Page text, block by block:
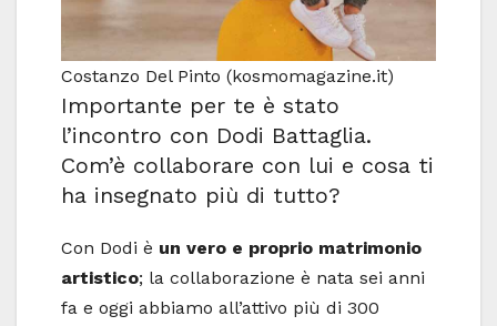
Costanzo Del Pinto (kosmomagazine.it)
Importante per te è stato
l’incontro con Dodi Battaglia.
Com’è collaborare con lui e cosa ti
ha insegnato più di tutto?
Con Dodi è un vero e proprio matrimonio
artistico; la collaborazione è nata sei anni
fa e oggi abbiamo all’attivo più di 300